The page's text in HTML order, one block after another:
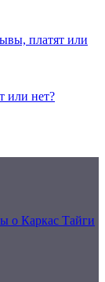
платят или
или нет?
о Каркас Тайги